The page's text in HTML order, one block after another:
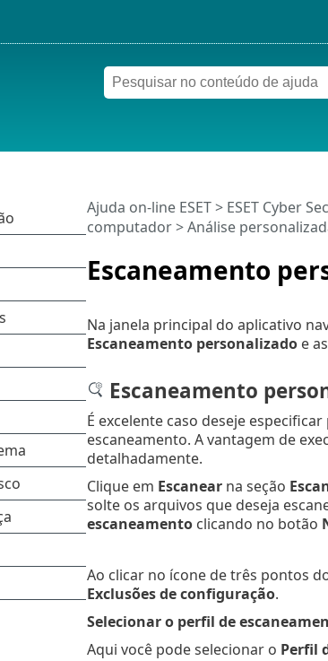
Escaneamento
Ajuda on-line ESET> ESET Cyber
computador> Análise
Na janela principal do aplicativo
Escaneamento personalizadoe
Escaneamento
É excelente caso deseje
escaneamento. A vantagem de
detalhadamente.
Clique em Escanearna seção
solte os arquivos que deseja
escaneamentoclicando no botão
Ao clicar no ícone de três pontos
Exclusões de configuração.
Selecionar o perfil de
Aqui você pode selecionar o Perfil